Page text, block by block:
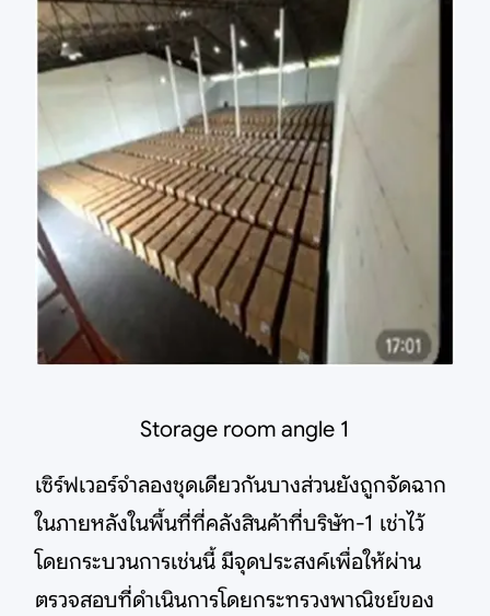
Storage room angle 1
เซิร์ฟเวอร์จำลองชุดเดียวกันบางส่วนยังถูกจัดฉาก
ในภายหลังในพื้นที่ที่คลังสินค้าที่บริษัท-1 เช่าไว้
โดยกระบวนการเช่นนี้ มีจุดประสงค์เพื่อให้ผ่าน
ตรวจสอบที่ดำเนินการโดยกระทรวงพาณิชย์ของ